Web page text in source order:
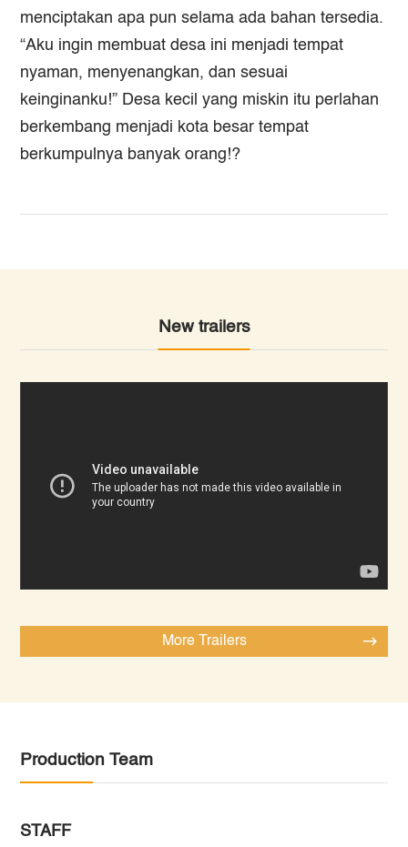
menciptakan apa pun selama ada bahan tersedia.
“Aku ingin membuat desa ini menjadi tempat
nyaman, menyenangkan, dan sesuai
keinginanku!” Desa kecil yang miskin itu perlahan
berkembang menjadi kota besar tempat
berkumpulnya banyak orang!?
New trailers
More Trailers
Production Team
STAFF